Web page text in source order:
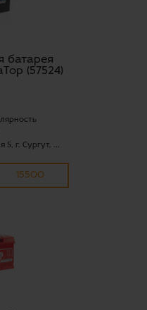
батарея
(57524)
5, г. Сургут, ...
15500